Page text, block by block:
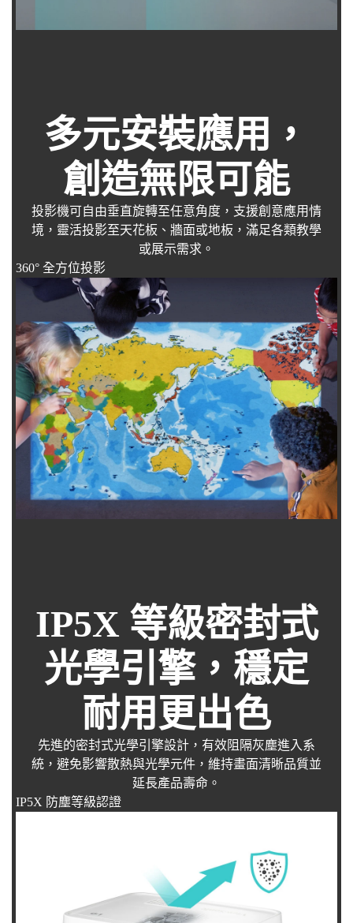
多元安裝應用，
創造無限可能
投影機可自由垂直旋轉至任意角度，支援創意應用情
境，靈活投影至天花板、牆面或地板，滿足各類教學
或展示需求。
360° 全方位投影
IP5X 等級密封式
光學引擎，穩定
耐用更出色
先進的密封式光學引擎設計，有效阻隔灰塵進入系
統，避免影響散熱與光學元件，維持畫面清晰品質並
延長產品壽命。
IP5X 防塵等級認證